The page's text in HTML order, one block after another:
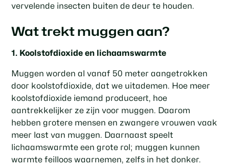
vervelende insecten buiten de deur te houden.
Wat trekt muggen aan?
1. Koolstofdioxide en lichaamswarmte
Muggen worden al vanaf 50 meter aangetrokken
door koolstofdioxide, dat we uitademen. Hoe meer
koolstofdioxide iemand produceert, hoe
aantrekkelijker ze zijn voor muggen. Daarom
hebben grotere mensen en zwangere vrouwen vaak
meer last van muggen. Daarnaast speelt
lichaamswarmte een grote rol; muggen kunnen
warmte feilloos waarnemen, zelfs in het donker.